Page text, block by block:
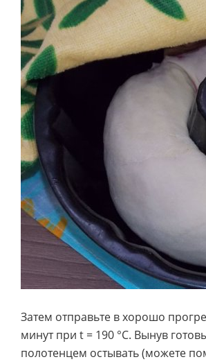
Затем отправьте в хорошо
минут при t = 190 °C. Вынув
полотенцем остывать (можете